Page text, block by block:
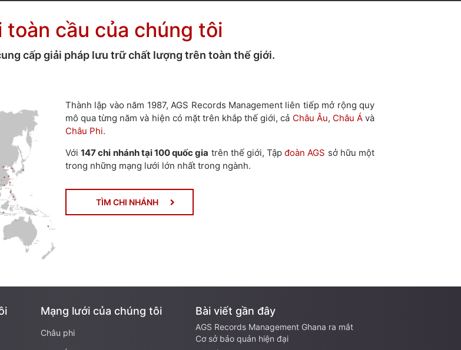
toàn cầu của chúng tôi
cấp giải pháp lưu trữ chất lượng trên toàn thế giới.
Thành lập vào năm 1987, AGS Records Management liên tiếp mở rộng quy
mô qua từng năm và hiện có mặt trên khắp thế giới, cả Châu Âu, Châu Ávà
Châu Phi.
Với147 chi nhánh tại 100 quốc gia trên thế giới, Tậpđoàn AGS sở hữu một
trong những mạng lưới lớn nhất trong ngành.
TÌM CHI NHÁNH
Mạng lưới của chúng tôi
Châu phi
Bài viết gần đây
AGS Records Management Ghana ra mắt
Cơ sở bảo quản hiện đại